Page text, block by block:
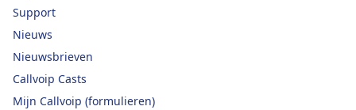
Support
Nieuws
Nieuwsbrieven
Callvoip Casts
Mijn Callvoip (formulieren)